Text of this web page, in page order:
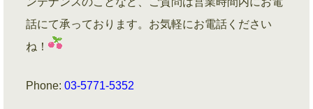
話にて承っております。お気軽にお電話ください
ね！
Phone: 03-5771-5352